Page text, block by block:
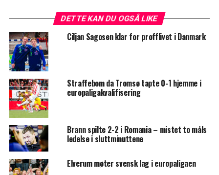
DETTE KAN DU OGSÅ LIKE
Ciljan Sagosen klar for profflivet i Danmark
Straffebom da Tromsø tapte 0-1 hjemme i
europaligakvalifisering
Brann spilte 2-2 i Romania – mistet to måls
ledelse i sluttminuttene
Elverum møter svensk lag i europaligaen